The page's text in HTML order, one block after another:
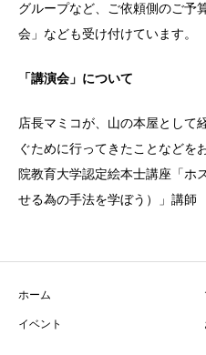
グループなど、ご依頼側のご予
会」なども受け付けています。
「講演会」について
店長マミコが、山の本屋として
ぐために行ってきたことなどを
院教育大学認定絵本士講座「ホ
せる為の手法を学ぼう）」講師
ホーム
イベント